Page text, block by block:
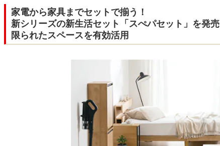
家電から家具までセットで揃う！
新シリーズの新生活セット「スぺパセット」を発売
限られたスペースを有効活用